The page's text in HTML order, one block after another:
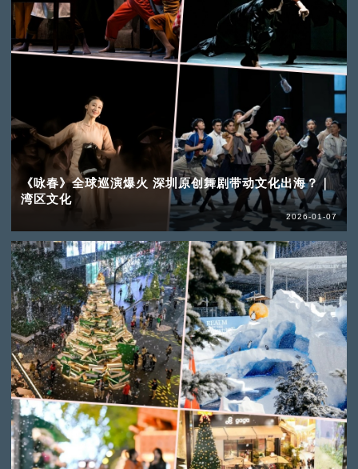
《咏春》全球巡演爆火 深圳原创舞剧带动文化出海？｜
湾区文化
2026-01-07